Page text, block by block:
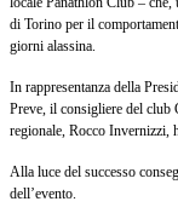
di Torino per il
giorni alassina.
In rappresentanza della
Preve, il consigliere del club
regionale, Rocco Invernizzi,
Alla luce del successo
dell’evento.